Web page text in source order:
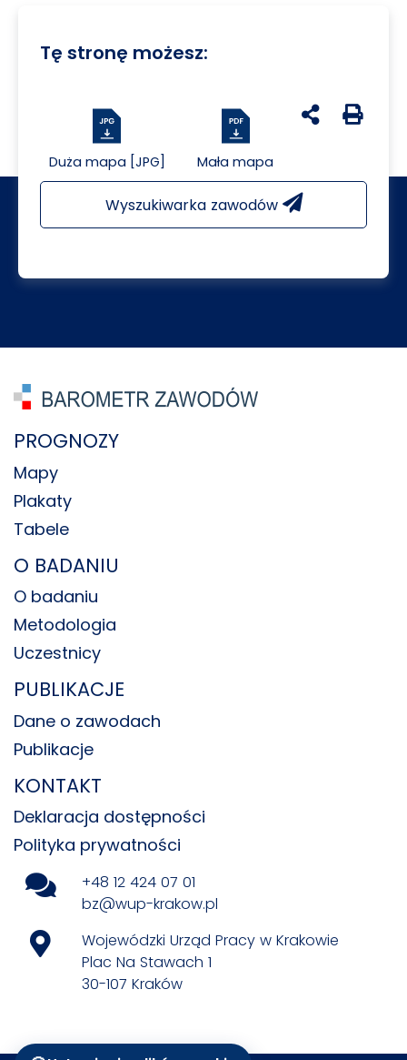
Tę stronę możesz:
Duża mapa [JPG] Mała mapa
udostępnij na
Generuj
Wyszukiwarka zawodów
PROGNOZY
Mapy
Plakaty
Tabele
O BADANIU
O badaniu
Metodologia
Uczestnicy
PUBLIKACJE
Dane o zawodach
Publikacje
KONTAKT
Deklaracja dostępności
Polityka prywatności
+48 12 424 07 01
bz@wup-krakow.pl
Wojewódzki Urząd Pracy w Krakowie
Plac Na Stawach 1
30-107 Kraków